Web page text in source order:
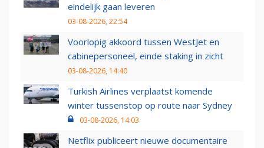
eindelijk gaan leveren
03-08-2026, 22:54
Voorlopig akkoord tussen WestJet en
cabinepersoneel, einde staking in zicht
03-08-2026, 14:40
Turkish Airlines verplaatst komende
winter tussenstop op route naar Sydney
03-08-2026, 14:03
Netflix publiceert nieuwe documentaire